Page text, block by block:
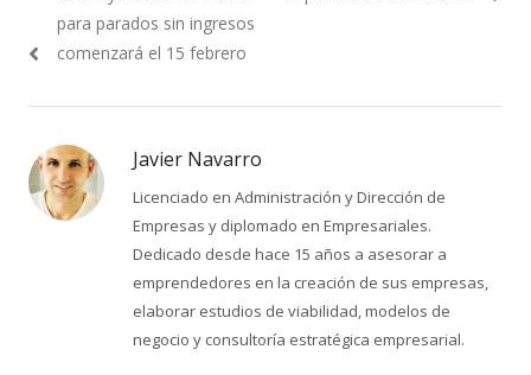
entradas
para parados sin ingresos
comenzará el 15 febrero
Javier Navarro
Licenciado en Administración y Dirección de
Empresas y diplomado en Empresariales.
Dedicado desde hace 15 años a asesorar a
emprendedores en la creación de sus empresas,
elaborar estudios de viabilidad, modelos de
negocio y consultoría estratégica empresarial.